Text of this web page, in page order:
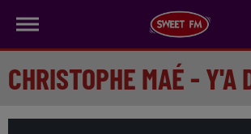
CHRISTOPHE MAÉ - Y'A